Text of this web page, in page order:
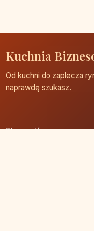
Kuchnia
Od kuchni do zaplecza
naprawdę szukasz.
Strona główna